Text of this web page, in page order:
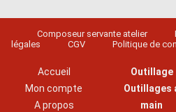
Composeur servante atelier
légales
CGV Politique de
Accueil
Mon compte
A propos
Outillage
Outillages
main